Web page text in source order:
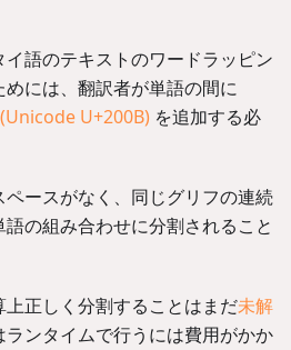
語のテキストのワードラッピン
には、翻訳者が単語の間に
U+200B) を追加する必
ースがなく、同じグリフの連続
の組み合わせに分割されること
正しく分割することはまだ未解
ランタイムで行うには費用がかか